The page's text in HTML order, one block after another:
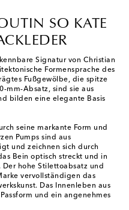
SO KATE
Signatur von Christian
Formensprache des
Fußgewölbe, die spitze
mm-Absatz, sind sie aus
bilden eine elegante Basis
seine markante Form und
Pumps sind aus
und zeichnen sich durch
Bein optisch streckt und in
hohe Stilettoabsatz und
vervollständigen das
Das Innenleben aus
und ein angenehmes